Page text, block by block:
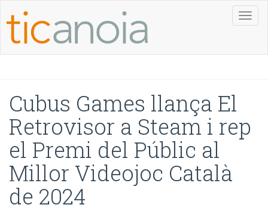
Cubus Games llança El
Retrovisor a Steam i rep
el Premi del Públic al
Millor Videojoc Català
de 2024